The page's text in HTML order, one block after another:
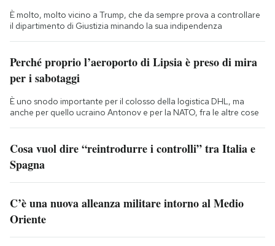
È molto, molto vicino a Trump, che da sempre prova a controllare
il dipartimento di Giustizia minando la sua indipendenza
Perché proprio l’aeroporto di Lipsia è preso di mira
per i sabotaggi
È uno snodo importante per il colosso della logistica DHL, ma
anche per quello ucraino Antonov e per la NATO, fra le altre cose
Cosa vuol dire “reintrodurre i controlli” tra Italia e
Spagna
C’è una nuova alleanza militare intorno al Medio
Oriente